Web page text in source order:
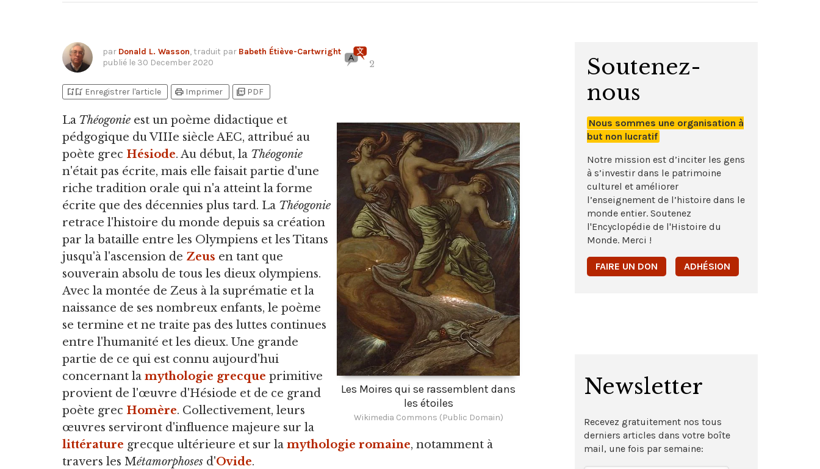
par Donald L. Wasson, traduit par Babeth Étiève-Cartwright
publié le 30 December 2020 2
bookmark_addbookmark_added Enregistrer l'article print Imprimer picture_as_pdf PDF
Les Moires qui se rassemblent dans
les étoiles
Wikimedia Commons (Public Domain)
La Théogonie est un poème didactique et
pédgogique du VIIIe siècle AEC, attribué au
poète grec Hésiode. Au début, la Théogonie
n'était pas écrite, mais elle faisait partie d'une
riche tradition orale qui n'a atteint la forme
écrite que des décennies plus tard. La Théogonie
retrace l'histoire du monde depuis sa création
par la bataille entre les Olympiens et les Titans
jusqu'à l'ascension de Zeus en tant que
souverain absolu de tous les dieux olympiens.
Avec la montée de Zeus à la suprématie et la
naissance de ses nombreux enfants, le poème
se termine et ne traite pas des luttes continues
entre l'humanité et les dieux. Une grande
partie de ce qui est connu aujourd'hui
concernant la mythologie grecque primitive
provient de l'œuvre d'Hésiode et de ce grand
poète grec Homère. Collectivement, leurs
œuvres serviront d'influence majeure sur la
littérature grecque ultérieure et sur la mythologie romaine, notamment à
travers les Métamorphoses d'Ovide.
Soutenez-
nous
Nous sommes une organisation à
but non lucratif
Notre mission est d’inciter les gens
à s’investir dans le patrimoine
culturel et améliorer
l’enseignement de l’histoire dans le
monde entier. Soutenez
l'Encyclopédie de l'Histoire du
Monde. Merci !
FAIRE UN DON ADHÉSION
Newsletter
Recevez gratuitement nos tous
derniers articles dans votre boîte
mail, une fois par semaine: